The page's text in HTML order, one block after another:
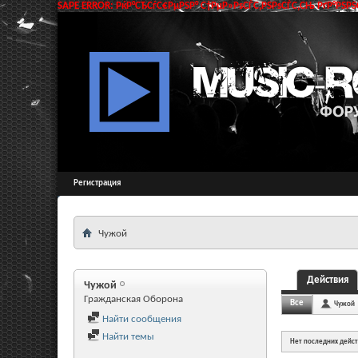
SAPE ERROR: РќР°СЂСѓС€РµРЅР° С†РµР»РѕСЃС‚РЅРѕСЃС‚СЊ
Регистрация
Чужой
Чужой
Гражданская Оборона
Найти сообщения
Найти темы
Действия
Все Чужой
Нет последних